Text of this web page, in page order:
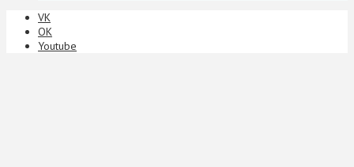
VK
ОК
Youtube